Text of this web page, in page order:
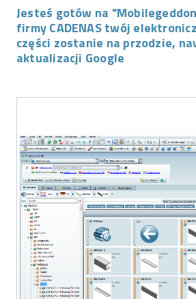
Jesteś gotów na
firmy CADENAS twój
części zostanie na przodzie,
aktualizacji Google